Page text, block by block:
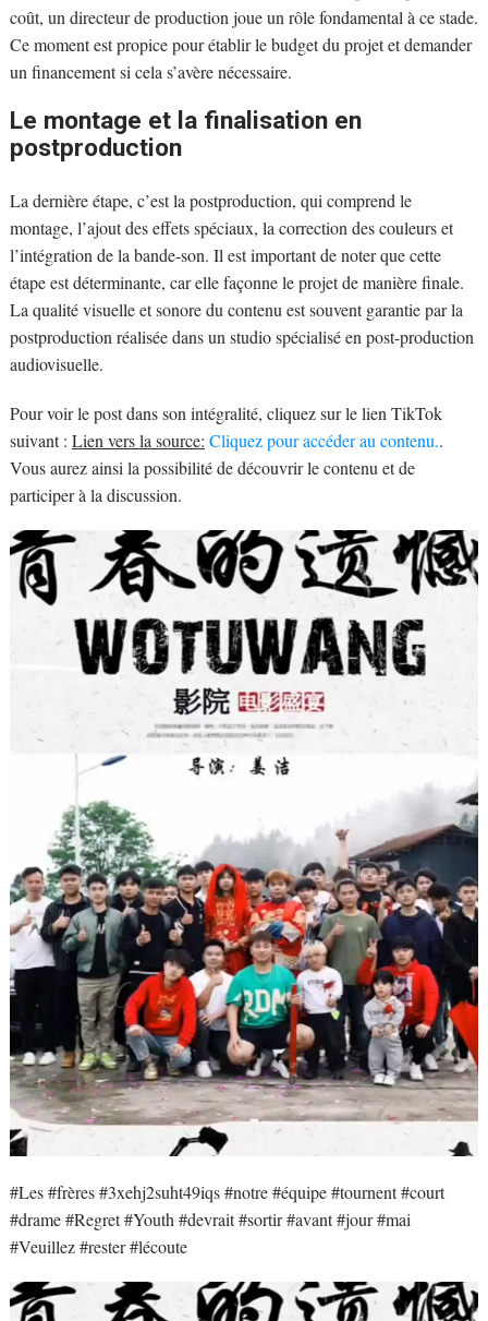
coût, un directeur de production joue un rôle fondamental à ce stade.
Ce moment est propice pour établir le budget du projet et demander
un financement si cela s’avère nécessaire.
Le montage et la finalisation en
postproduction
La dernière étape, c’est la postproduction, qui comprend le
montage, l’ajout des effets spéciaux, la correction des couleurs et
l’intégration de la bande-son. Il est important de noter que cette
étape est déterminante, car elle façonne le projet de manière finale.
La qualité visuelle et sonore du contenu est souvent garantie par la
postproduction réalisée dans un studio spécialisé en post-production
audiovisuelle.
Pour voir le post dans son intégralité, cliquez sur le lien TikTok
suivant : Lien vers la source: Cliquez pour accéder au contenu..
Vous aurez ainsi la possibilité de découvrir le contenu et de
participer à la discussion.
#Les #frères #3xehj2suht49iqs #notre #équipe #tournent #court
#drame #Regret #Youth #devrait #sortir #avant #jour #mai
#Veuillez #rester #lécoute